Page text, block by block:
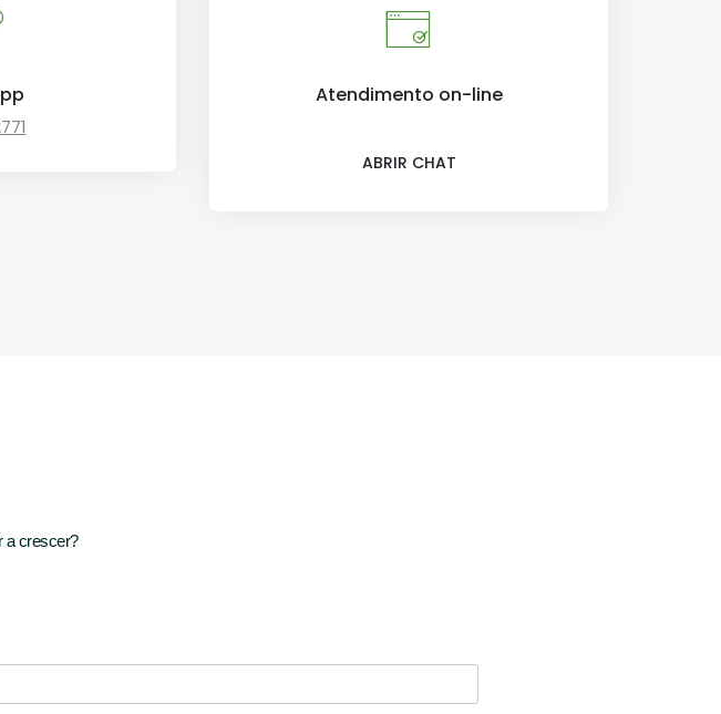
Atendimento on-line
ABRIR CHAT
a crescer?